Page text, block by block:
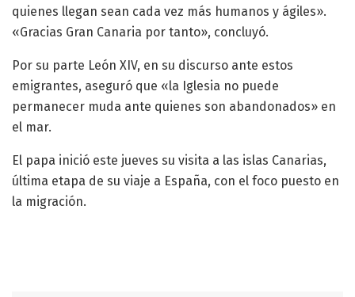
quienes llegan sean cada vez más humanos y ágiles».
«Gracias Gran Canaria por tanto», concluyó.
Por su parte León XIV, en su discurso ante estos
emigrantes, aseguró que «la Iglesia no puede
permanecer muda ante quienes son abandonados» en
el mar.
El papa inició este jueves su visita a las islas Canarias,
última etapa de su viaje a España, con el foco puesto en
la migración.